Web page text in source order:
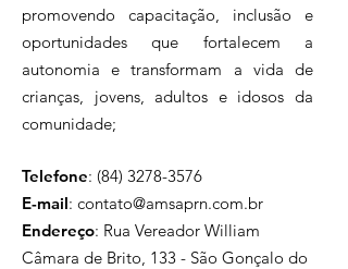
promovendo capacitação, inclusão e
oportunidades que fortalecem a
autonomia e transformam a vida de
crianças, jovens, adultos e idosos da
comunidade;
Telefone: (84) 3278-3576
E-mail: contato@amsaprn.com.br
Endereço: Rua Vereador William
Câmara de Brito, 133 - São Gonçalo do